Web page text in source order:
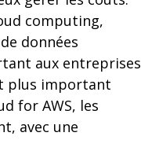
computing,
données
aux entreprises
plus important
for AWS, les
avec une